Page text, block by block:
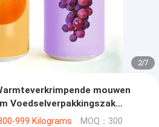
2/7
mouwen
Voedselverpakkingszak
999 Kilograms MOQ：300